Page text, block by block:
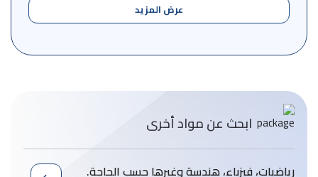
عرض المزيد
ابحث عن مواد أخرى
رياضيات، فيزباء، هندسة وغيرها حسب الحاجة.